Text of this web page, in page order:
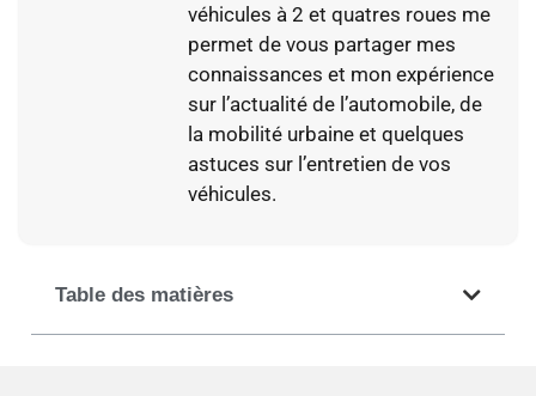
véhicules à 2 et quatres roues me
permet de vous partager mes
connaissances et mon expérience
sur l’actualité de l’automobile, de
la mobilité urbaine et quelques
astuces sur l’entretien de vos
véhicules.
Table des matières